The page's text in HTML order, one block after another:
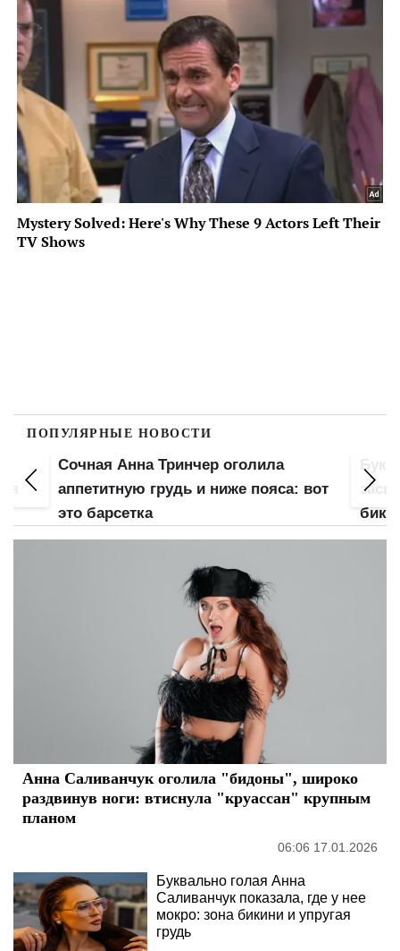
ПОПУЛЯРНЫЕ НОВОСТИ
Сочная Анна Тринчер оголила
аппетитную грудь и ниже пояса: вот
это барсетка
Анна Саливанчук оголила "бидоны", широко
раздвинув ноги: втиснула "круассан" крупным
планом
06:06 17.01.2026
Буквально голая Анна
Саливанчук показала, где у нее
мокро: зона бикини и упругая
грудь